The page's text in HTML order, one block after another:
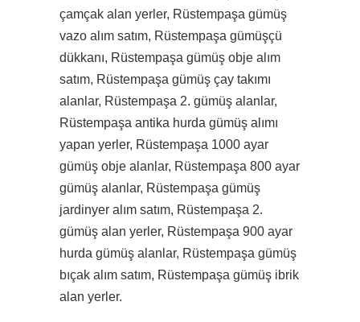
çamçak alan yerler, Rüstempaşa gümüş
vazo alım satım, Rüstempaşa gümüşçü
dükkanı, Rüstempaşa gümüş obje alım
satım, Rüstempaşa gümüş çay takımı
alanlar, Rüstempaşa 2. gümüş alanlar,
Rüstempaşa antika hurda gümüş alımı
yapan yerler, Rüstempaşa 1000 ayar
gümüş obje alanlar, Rüstempaşa 800 ayar
gümüş alanlar, Rüstempaşa gümüş
jardinyer alım satım, Rüstempaşa 2.
gümüş alan yerler, Rüstempaşa 900 ayar
hurda gümüş alanlar, Rüstempaşa gümüş
bıçak alım satım, Rüstempaşa gümüş ibrik
alan yerler.